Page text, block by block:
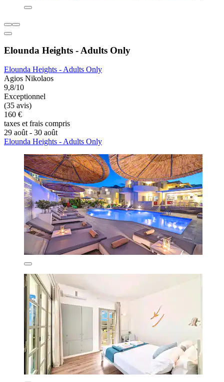
Elounda Heights - Adults Only
Elounda Heights - Adults Only
Agios Nikolaos
9,8/10
Exceptionnel
(35 avis)
160 €
taxes et frais compris
29 août - 30 août
Elounda Heights - Adults Only